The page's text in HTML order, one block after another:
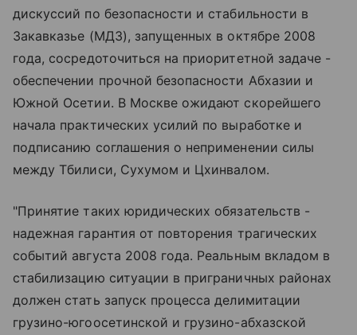
дискуссий по безопасности и стабильности в
Закавказье (МДЗ), запущенных в октябре 2008
года, сосредоточиться на приоритетной задаче -
обеспечении прочной безопасности Абхазии и
Южной Осетии. В Москве ожидают скорейшего
начала практических усилий по выработке и
подписанию соглашения о неприменении силы
между Тбилиси, Сухумом и Цхинвалом.
"Принятие таких юридических обязательств -
надежная гарантия от повторения трагических
событий августа 2008 года. Реальным вкладом в
стабилизацию ситуации в приграничных районах
должен стать запуск процесса делимитации
грузино-югоосетинской и грузино-абхазской